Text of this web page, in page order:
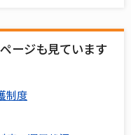
ージも見ています
制度